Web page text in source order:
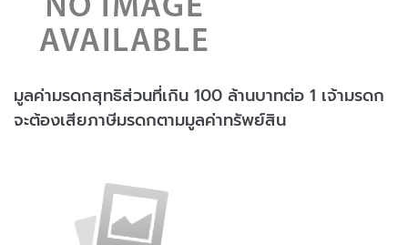
มูลค่ามรดกสุทธิส่วนที่เกิน 100 ล้านบาทต่อ 1 เจ้ามรดก
จะต้องเสียภาษีมรดกตามมูลค่าทรัพย์สิน